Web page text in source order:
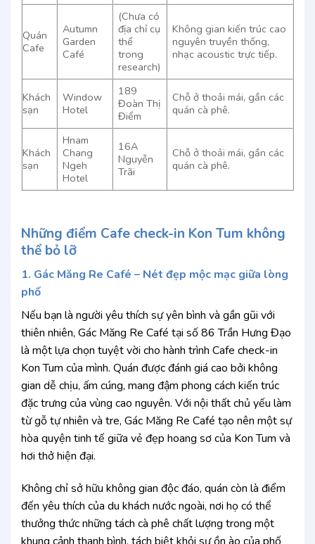
Quán
Cafe
Autumn
Garden
Café
(Chưa có
địa chỉ cụ
thể
trong
research)
Không gian kiến trúc cao
nguyên truyền thống,
nhạc acoustic trực tiếp.
Khách
sạn
Window
Hotel
189
Đoàn Thị
Điểm
Chỗ ở thoải mái, gần các
quán cà phê.
Khách
sạn
Hnam
Chang
Ngeh
Hotel
16A
Nguyễn
Trãi
Chỗ ở thoải mái, gần các
quán cà phê.
Những điểm Cafe check-in Kon Tum không
thể bỏ lỡ
1. Gác Măng Re Café – Nét đẹp mộc mạc giữa lòng
phố
Nếu bạn là người yêu thích sự yên bình và gần gũi với
thiên nhiên, Gác Măng Re Café tại số 86 Trần Hưng Đạo
là một lựa chọn tuyệt vời cho hành trình Cafe check-in
Kon Tum của mình. Quán được đánh giá cao bởi không
gian dễ chịu, ấm cúng, mang đậm phong cách kiến trúc
đặc trưng của vùng cao nguyên. Với nội thất chủ yếu làm
từ gỗ tự nhiên và tre, Gác Măng Re Café tạo nên một sự
hòa quyện tinh tế giữa vẻ đẹp hoang sơ của Kon Tum và
hơi thở hiện đại.
Không chỉ sở hữu không gian độc đáo, quán còn là điểm
đến yêu thích của du khách nước ngoài, nơi họ có thể
thưởng thức những tách cà phê chất lượng trong một